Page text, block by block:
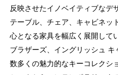
反映させたイノベイティブなデ
テーブル、チェア、キャビネッ
心となる家具を幅広く展開して
ブラザーズ、イングリッシュ キ
数多くの魅力的なキーコレクシ